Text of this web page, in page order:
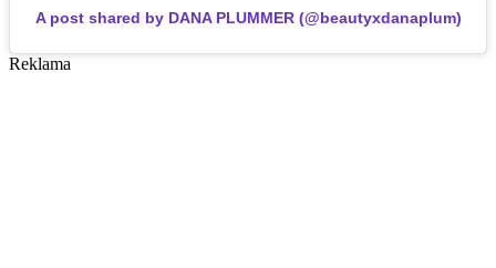
A post shared by DANA PLUMMER (@beautyxdanaplum)
Reklama